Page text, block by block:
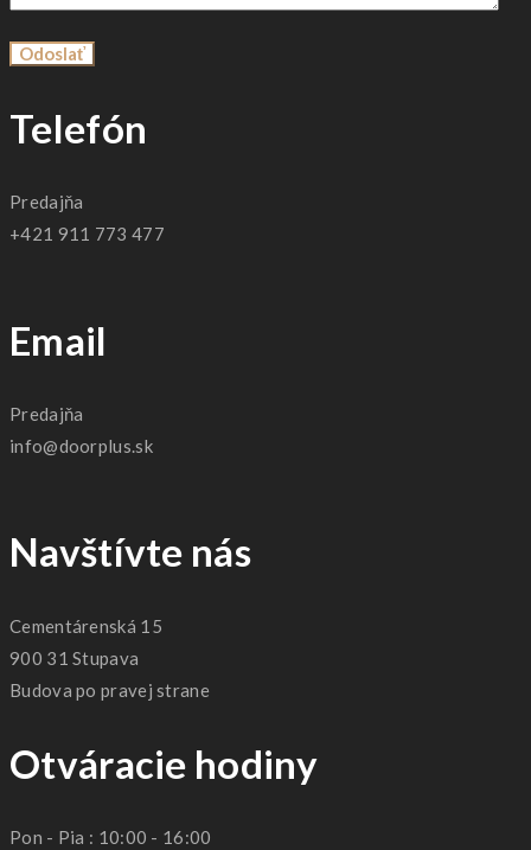
Telefón
Predajňa
+421 911 773 477
Email
Predajňa
info@doorplus.sk
Navštívte nás
Cementárenská 15
900 31 Stupava
Budova po pravej strane
Otváracie hodiny
Pon - Pia : 10:00 - 16:00